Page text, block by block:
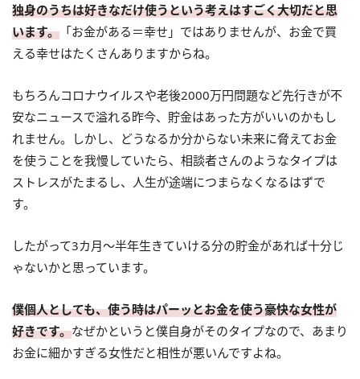
独身のうちは好きなだけ使うという考えはすごく大切だと思
います。 「お金がある＝幸せ」ではありませんが、お金で買
える幸せはたくさんありますからね。
もちろんコロナウイルスや老後2000万円問題など先行きが不
安なニュースで溢れる昨今、貯金はあった方がいいのかもし
れません。しかし、どうなるか分からない未来に脅えてお金
を使うことを我慢していたら、相談者さんのようなタイプは
ストレスがたまるし、人生が途端につまらなくなるはずで
す。
したがって3カ月～半年生きていける分の貯金があれば十分じ
ゃないかと思っています。
僕個人としても、使う時はパーッとお金を使う豪快な女性が
好きです。なぜかというと僕自身がそのタイプなので、あまり
お金に細かすぎる女性だと相性が悪いんですよね。